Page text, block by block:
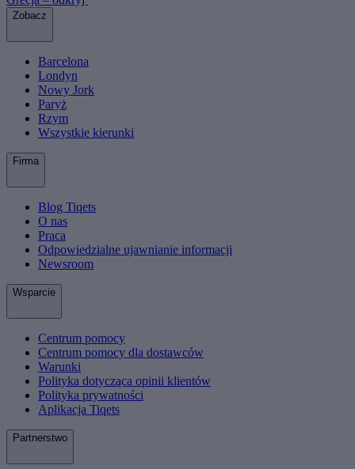
Zobacz
Barcelona
Londyn
Nowy Jork
Paryż
Rzym
Wszystkie kierunki
Firma
Blog Tiqets
O nas
Praca
Odpowiedzialne ujawnianie informacji
Newsroom
Wsparcie
Centrum pomocy
Centrum pomocy dla dostawców
Warunki
Polityka dotycząca opinii klientów
Polityka prywatności
Aplikacja Tiqets
Partnerstwo